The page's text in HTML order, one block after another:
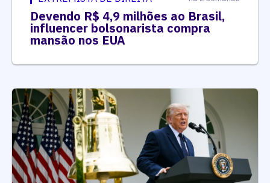
Devendo R$ 4,9 milhões ao Brasil,
influencer bolsonarista compra
mansão nos EUA